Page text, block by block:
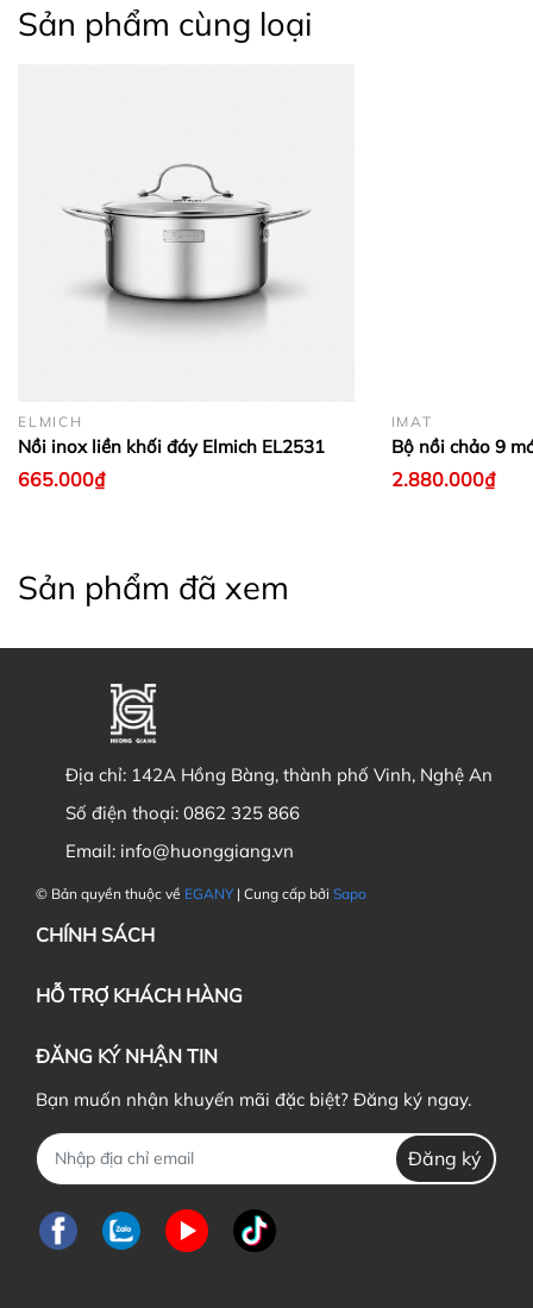
Sản phẩm cùng loại
ELMICH
Nồi inox liền khối đáy Elmich EL2531
665.000₫
IMAT
Bộ nồi chảo 9
2.880.000₫
Sản phẩm đã xem
Địa chỉ: 142A Hồng Bàng, thành phố Vinh, Nghệ An
Số điện thoại: 0862 325 866
Email: info@huonggiang.vn
© Bản quyền thuộc về EGANY | Cung cấp bởi Sapo
CHÍNH SÁCH
HỖ TRỢ KHÁCH HÀNG
ĐĂNG KÝ NHẬN TIN
Bạn muốn nhận khuyến mãi đặc biệt? Đăng ký ngay.
Đăng ký